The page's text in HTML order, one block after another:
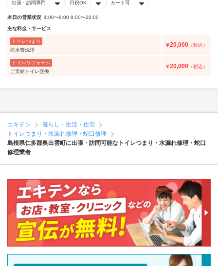
出張・訪問専門 日祝OK カード可
本日の営業状況 4:00〜8:00 9:00〜20:00
主な料金・サービス
トイレつまり
排水管洗浄
￥20,000 （税込）
トイレリフォーム
ご支給トイレ交換
￥20,000 （税込）
エキテン
暮らし・生活・住宅
トイレつまり・水漏れ修理・蛇口修理
島根県仁多郡奥出雲町に出張・訪問可能なトイレつまり・水漏れ修理・蛇口
修理業者